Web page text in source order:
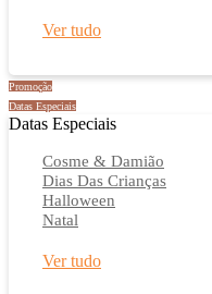
Ver tudo
Promoção
Datas Especiais
Datas Especiais
Cosme & Damião
Dias Das Crianças
Halloween
Natal
Ver tudo